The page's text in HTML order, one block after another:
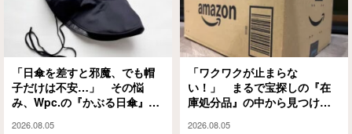
「日傘を差すと邪魔、でも帽
子だけは不安…」 その悩
み、Wpc.の『かぶる日傘』が
2026.08.05
「ワクワクが止まらな
い！」 まるで宝探しの『在
庫処分品』の中から見つけた
2026.08.05